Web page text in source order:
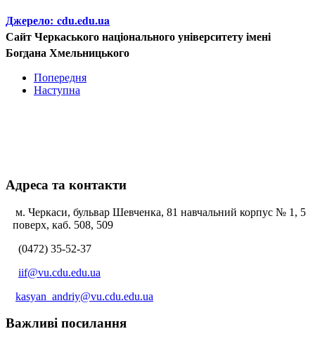
Джерело: cdu.edu.ua
Сайт Черкаського національного університету імені
Богдана Хмельницького
Попередня
Наступна
Адреса та контакти
м. Черкаси, бульвар Шевченка, 81 навчальний корпус № 1, 5
поверх, каб. 508, 509
(0472) 35-52-37
iif@vu.cdu.edu.ua
kasyan_andriy@vu.cdu.edu.ua
Важливі посилання